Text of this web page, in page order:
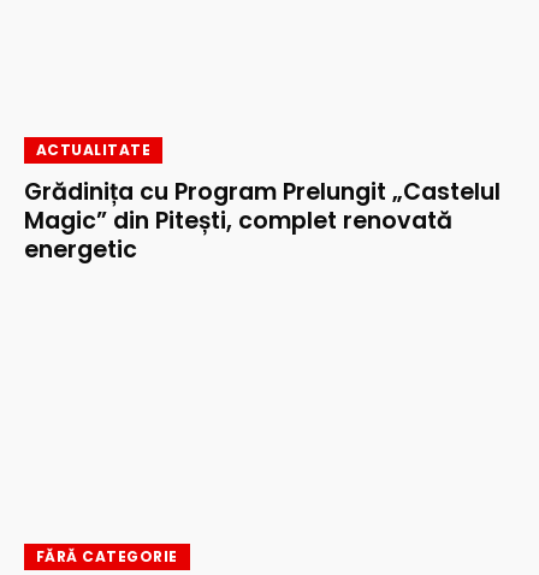
ACTUALITATE
Grădinița cu Program Prelungit „Castelul
Magic” din Pitești, complet renovată
energetic
FĂRĂ CATEGORIE